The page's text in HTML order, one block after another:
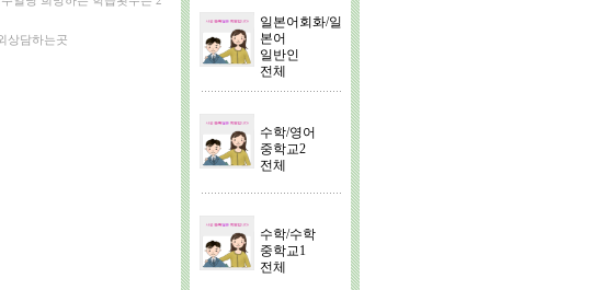
상담하는곳
일본어회화/일
본어
일반인
전체
수학/영어
중학교2
전체
수학/수학
중학교1
전체